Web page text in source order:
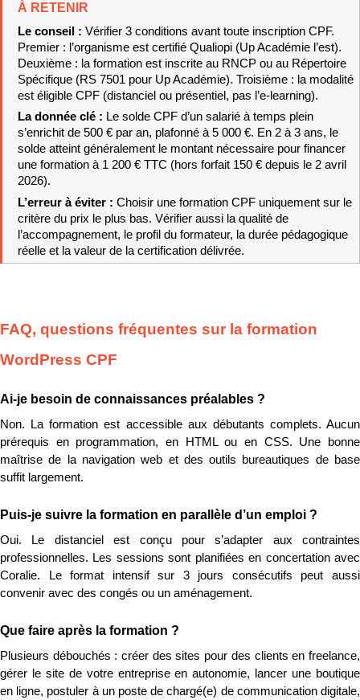
À RETENIR
Le conseil : Vérifier 3 conditions avant toute inscription CPF.
Premier : l’organisme est certifié Qualiopi (Up Académie l’est).
Deuxième : la formation est inscrite au RNCP ou au Répertoire
Spécifique (RS 7501 pour Up Académie). Troisième : la modalité
est éligible CPF (distanciel ou présentiel, pas l’e-learning).
La donnée clé : Le solde CPF d’un salarié à temps plein
s’enrichit de 500 € par an, plafonné à 5 000 €. En 2 à 3 ans, le
solde atteint généralement le montant nécessaire pour financer
une formation à 1 200 € TTC (hors forfait 150 € depuis le 2 avril
2026).
L’erreur à éviter : Choisir une formation CPF uniquement sur le
critère du prix le plus bas. Vérifier aussi la qualité de
l’accompagnement, le profil du formateur, la durée pédagogique
réelle et la valeur de la certification délivrée.
FAQ, questions fréquentes sur la formation
WordPress CPF
Ai-je besoin de connaissances préalables ?
Non. La formation est accessible aux débutants complets. Aucun
prérequis en programmation, en HTML ou en CSS. Une bonne
maîtrise de la navigation web et des outils bureautiques de base
suffit largement.
Puis-je suivre la formation en parallèle d’un emploi ?
Oui. Le distanciel est conçu pour s’adapter aux contraintes
professionnelles. Les sessions sont planifiées en concertation avec
Coralie. Le format intensif sur 3 jours consécutifs peut aussi
convenir avec des congés ou un aménagement.
Que faire après la formation ?
Plusieurs débouchés : créer des sites pour des clients en freelance,
gérer le site de votre entreprise en autonomie, lancer une boutique
en ligne, postuler à un poste de chargé(e) de communication digitale,